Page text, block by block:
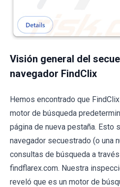
Visión general del
navegador FindClix
Hemos encontrado que
motor de búsqueda
página de nueva pestaña. Esto
navegador secuestrado (o una
consultas de búsqueda a
findflarex.com. Nuestra
reveló que es un motor de